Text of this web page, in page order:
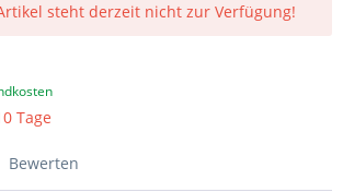
steht derzeit nicht zur Verfügung!
Tage
Bewerten